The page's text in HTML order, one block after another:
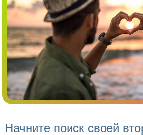
Начните поиск своей